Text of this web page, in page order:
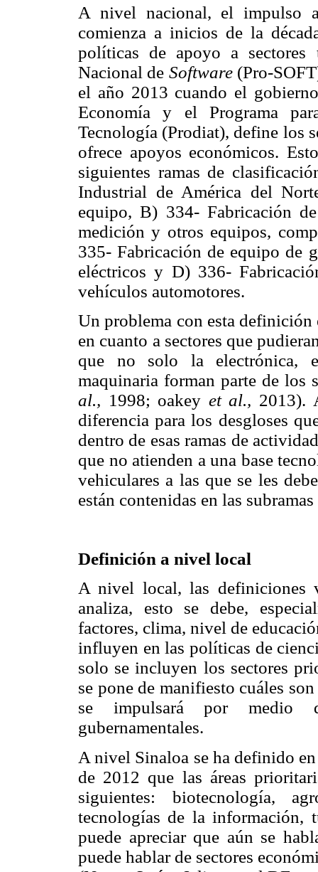
A nivel nacional, el impulso
comienza a inicios de la
políticas de apoyo a sectores
Nacional de Software(Pro-
el año 2013 cuando el
Economía y el Programa
Tecnología (Prodiat), define los
ofrece apoyos económicos.
siguientes ramas de
Industrial de América del
equipo, B) 334- Fabricación
medición y otros equipos,
335- Fabricación de equipo de
eléctricos y D) 336-
vehículos automotores.
Un problema con esta
en cuanto a sectores que
que no solo la electrónica,
maquinaria forman parte de
al., 1998; oakey et al., 2013).
diferencia para los desgloses
dentro de esas ramas de
que no atienden a una base
vehiculares a las que se les
están contenidas en las
Definición a nivel local
A nivel local, las definiciones
analiza, esto se debe,
factores, clima, nivel de
influyen en las políticas de
solo se incluyen los sectores
se pone de manifiesto cuáles
se impulsará por medio
gubernamentales.
A nivel Sinaloa se ha definido
de 2012 que las áreas
siguientes: biotecnología,
tecnologías de la información,
puede apreciar que aún se
puede hablar de sectores